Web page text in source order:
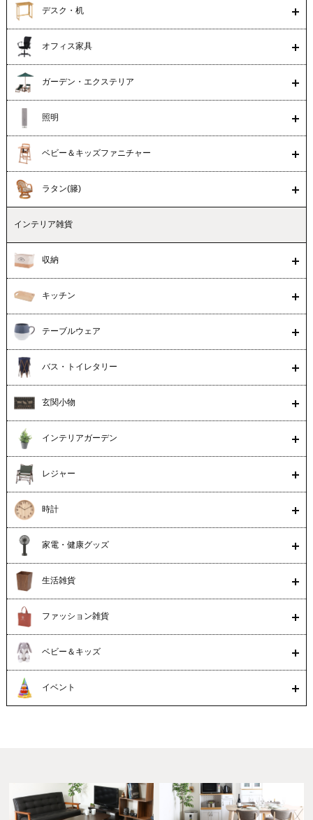
デスク・机
オフィス家具
ガーデン・エクステリア
照明
ベビー＆キッズファニチャー
ラタン(籐)
インテリア雑貨
収納
キッチン
テーブルウェア
バス・トイレタリー
玄関小物
インテリアガーデン
レジャー
時計
家電・健康グッズ
生活雑貨
ファッション雑貨
ベビー＆キッズ
イベント